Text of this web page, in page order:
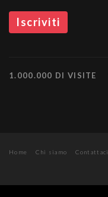
1.000.000 DI VISITE
Home Chi siamo Contattaci